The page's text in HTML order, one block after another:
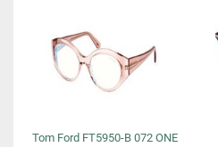
Tom Ford FT5950-B 072 ONE